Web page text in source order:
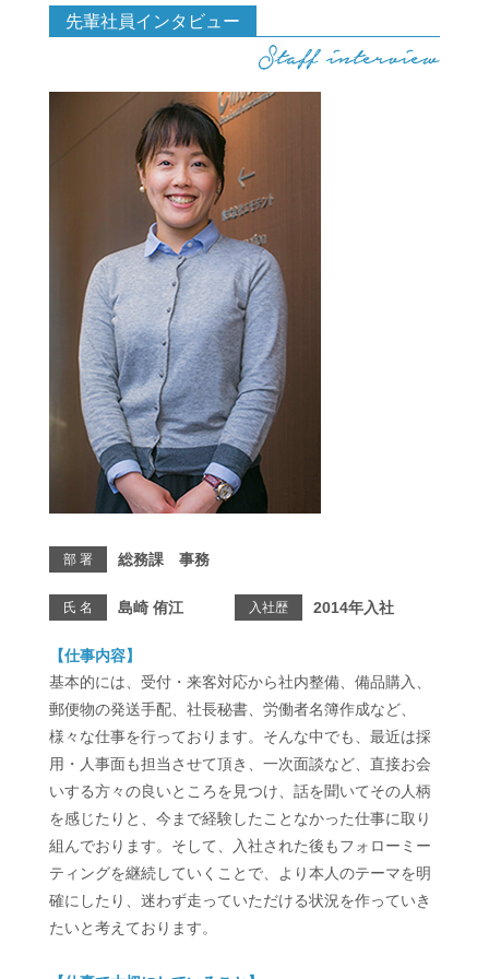
先輩社員インタビュー
部 署 総務課 事務
氏 名 島崎 侑江 入社歴 2014年入社
【仕事内容】
基本的には、受付・来客対応から社内整備、備品購入、
郵便物の発送手配、社長秘書、労働者名簿作成など、
様々な仕事を行っております。そんな中でも、最近は採
用・人事面も担当させて頂き、一次面談など、直接お会
いする方々の良いところを見つけ、話を聞いてその人柄
を感じたりと、今まで経験したことなかった仕事に取り
組んでおります。そして、入社された後もフォローミー
ティングを継続していくことで、より本人のテーマを明
確にしたり、迷わず走っていただける状況を作っていき
たいと考えております。